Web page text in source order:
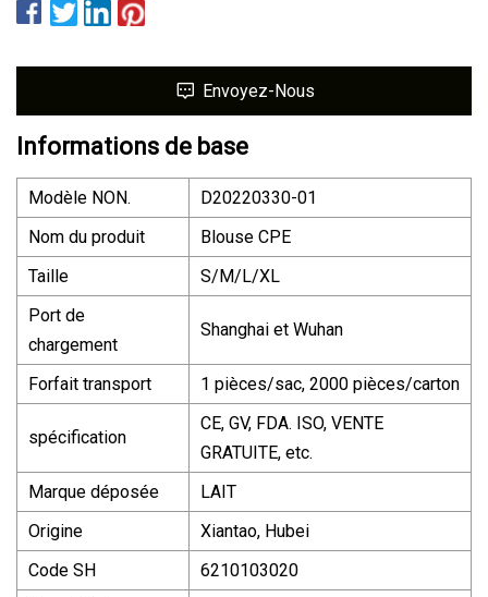
Envoyez-Nous
Informations de base
Modèle NON.
D20220330-01
Nom du produit
Blouse CPE
Taille
S/M/L/XL
Port de
chargement
Shanghai et Wuhan
Forfait transport 1 pièces/sac, 2000 pièces/carton
spécification
CE, GV, FDA. ISO, VENTE
GRATUITE, etc.
Marque déposée
LAIT
Origine
Xiantao, Hubei
Code SH
6210103020